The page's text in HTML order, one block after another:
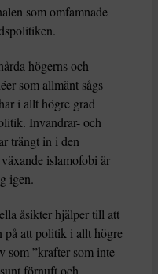
som omfamnade
högerns och
som allmänt sågs
i allt högre grad
Invandrar- och
trängt in i den
islamofobi är
igen.
åsikter hjälper till att
på att politik i allt högre
som ”krafter som inte
förnuft och